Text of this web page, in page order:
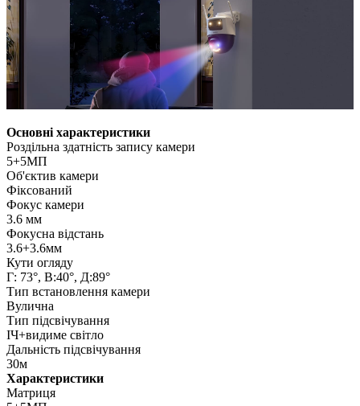
Основні характеристики
Роздільна здатність запису камери
5+5МП
Об'єктив камери
Фіксований
Фокус камери
3.6 мм
Фокусна відстань
3.6+3.6мм
Кути огляду
Г: 73°, В:40°, Д:89°
Тип встановлення камери
Вулична
Тип підсвічування
ІЧ+видиме світло
Дальність підсвічування
30м
Характеристики
Матриця